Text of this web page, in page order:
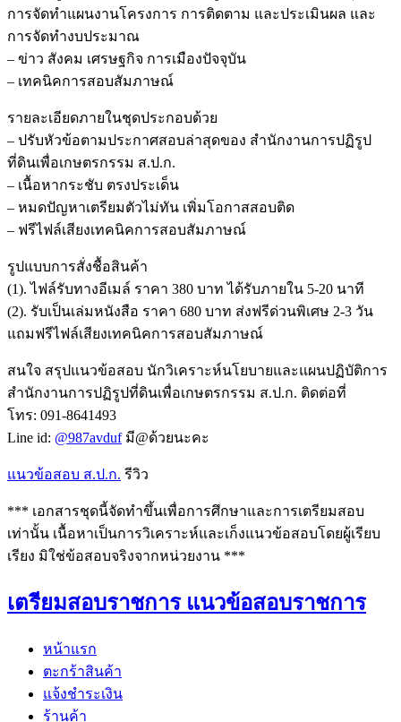
การจัดทำแผนงานโครงการ การติดตาม และประเมินผล และ
การจัดทำงบประมาณ
– ข่าว สังคม เศรษฐกิจ การเมืองปัจจุบัน
– เทคนิคการสอบสัมภาษณ์
รายละเอียดภายในชุดประกอบด้วย
– ปรับหัวข้อตามประกาศสอบล่าสุดของ สำนักงานการปฏิรูป
ที่ดินเพื่อเกษตรกรรม ส.ป.ก.
– เนื้อหากระชับ ตรงประเด็น
– หมดปัญหาเตรียมตัวไม่ทัน เพิ่มโอกาสสอบติด
– ฟรีไฟล์เสียงเทคนิคการสอบสัมภาษณ์
รูปแบบการสั่งชื้อสินค้า
(1). ไฟล์รับทางอีเมล์ ราคา 380 บาท ได้รับภายใน 5-20 นาที
(2). รับเป็นเล่มหนังสือ ราคา 680 บาท ส่งฟรีด่วนพิเศษ 2-3 วัน
แถมฟรีไฟล์เสียงเทคนิคการสอบสัมภาษณ์
สนใจ สรุปแนวข้อสอบ นักวิเคราะห์นโยบายและแผนปฏิบัติการ
สำนักงานการปฏิรูปที่ดินเพื่อเกษตรกรรม ส.ป.ก. ติดต่อที่
โทร: 091-8641493
Line id: @987avdufมี@ด้วยนะคะ
แนวข้อสอบ ส.ป.ก. รีวิว
*** เอกสารชุดนี้จัดทำขึ้นเพื่อการศึกษาและการเตรียมสอบ
เท่านั้น เนื้อหาเป็นการวิเคราะห์และเก็งแนวข้อสอบโดยผู้เรียบ
เรียง มิใช่ข้อสอบจริงจากหน่วยงาน ***
เตรียมสอบราชการ แนวข้อสอบราชการ
หน้าแรก
ตะกร้าสินค้า
แจ้งชำระเงิน
ร้านค้า